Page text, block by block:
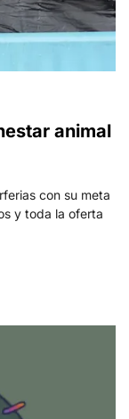
animal
con su meta
y toda la oferta